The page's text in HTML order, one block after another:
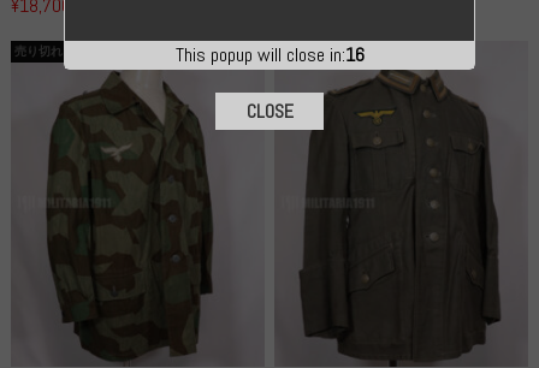
¥18,700
売り切れ 売り切れ
This popup will close in:15
CLOSE